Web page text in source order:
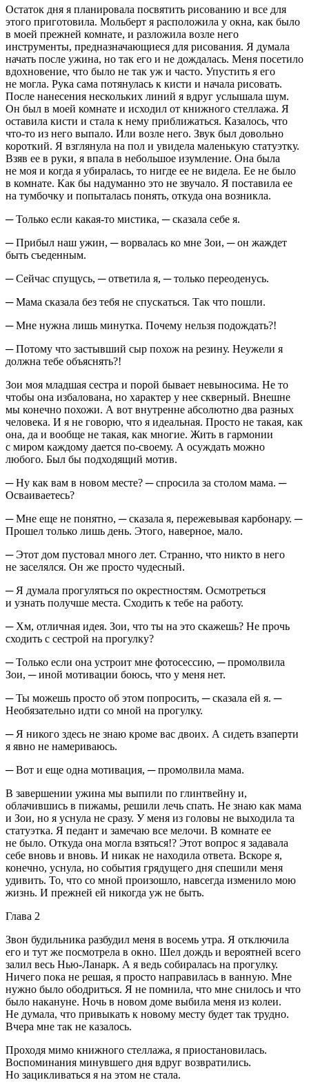
Остаток дня я планировала посвятить рисованию и все для
этого приготовила. Мольберт я расположила у окна, как было
в моей прежней комнате, и разложила возле него
инструменты, предназначающиеся для рисования. Я думала
начать после ужина, но так его и не дождалась. Меня посетило
вдохновение, что было не так уж и часто. Упустить я его
не могла. Рука сама потянулась к кисти и начала рисовать.
После нанесения нескольких линий я вдруг услышала шум.
Он был в моей комнате и исходил от книжного стеллажа. Я
оставила кисти и стала к нему приближаться. Казалось, что
что-то из него выпало. Или возле него. Звук был довольно
короткий. Я взглянула на пол и увидела маленькую статуэтку.
Взяв ее в руки, я впала в небольшое изумление. Она была
не моя и когда я убиралась, то нигде ее не видела. Ее не было
в комнате. Как бы надуманно это не звучало. Я поставила ее
на тумбочку и попыталась понять, откуда она возникла.
─ Только если какая-то мистика, ─ сказала себе я.
─ Прибыл наш ужин, ─ ворвалась ко мне Зои, ─ он жаждет
быть съеденным.
─ Сейчас спущусь, ─ ответила я, ─ только переоденусь.
─ Мама сказала без тебя не спускаться. Так что пошли.
─ Мне нужна лишь минутка. Почему нельзя подождать?!
─ Потому что застывший сыр похож на резину. Неужели я
должна тебе объяснять?!
Зои моя младшая сестра и порой бывает невыносима. Не то
чтобы она избалована, но характер у нее скверный. Внешне
мы конечно похожи. А вот внутренне абсолютно два разных
человека. И я не говорю, что я идеальная. Просто не такая, как
она, да и вообще не такая, как многие. Жить в гармонии
с миром каждому дается по-своему. А осуждать можно
любого. Был бы подходящий мотив.
─ Ну как вам в новом месте? ─ спросила за столом мама. ─
Осваиваетесь?
─ Мне еще не понятно, ─ сказала я, пережевывая карбонару. ─
Прошел только лишь день. Этого, наверное, мало.
─ Этот дом пустовал много лет. Странно, что никто в него
не заселялся. Он же просто чудесный.
─ Я думала прогуляться по окрестностям. Осмотреться
и узнать получше места. Сходить к тебе на работу.
─ Хм, отличная идея. Зои, что ты на это скажешь? Не прочь
сходить с сестрой на прогулку?
─ Только если она устроит мне фотосессию, ─ промолвила
Зои, ─ иной мотивации боюсь, что у меня нет.
─ Ты можешь просто об этом попросить, ─ сказала ей я. ─
Необязательно идти со мной на прогулку.
─ Я никого здесь не знаю кроме вас двоих. А сидеть взаперти
я явно не намериваюсь.
─ Вот и еще одна мотивация, ─ промолвила мама.
В завершении ужина мы выпили по глинтвейну и,
облачившись в пижамы, решили лечь спать. Не знаю как мама
и Зои, но я уснула не сразу. У меня из головы не выходила та
статуэтка. Я педант и замечаю все мелочи. В комнате ее
не было. Откуда она могла взяться!? Этот вопрос я задавала
себе вновь и вновь. И никак не находила ответа. Вскоре я,
конечно, уснула, но события грядущего дня спешили меня
удивить. То, что со мной произошло, навсегда изменило мою
жизнь. И прежней ей никогда уж не быть.
Глава 2
Звон будильника разбудил меня в восемь утра. Я отключила
его и тут же посмотрела в окно. Шел дождь и вероятней всего
залил весь Нью-Ланарк. А я ведь собиралась на прогулку.
Ничего пока не решая, я просто направилась в ванную. Мне
нужно было ободриться. Я не помнила, что мне снилось и что
было накануне. Ночь в новом доме выбила меня из колеи.
Не думала, что привыкать к новому месту будет так трудно.
Вчера мне так не казалось.
Проходя мимо книжного стеллажа, я приостановилась.
Воспоминания минувшего дня вдруг возвратились.
Но зацикливаться я на этом не стала.